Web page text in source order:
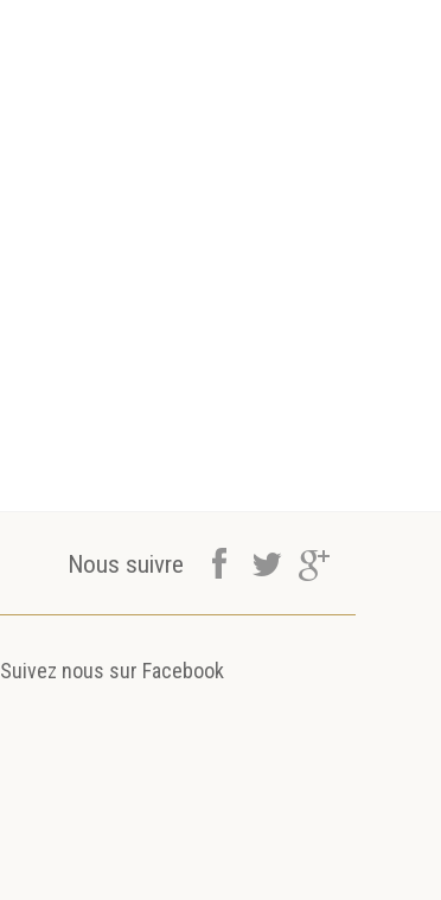
Nous suivre
Suivez nous sur Facebook